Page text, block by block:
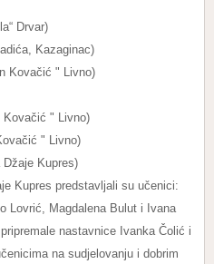
Drvar)
Kazaginac)
Kovačić " Livno)
Kovačić " Livno)
" Livno)
Kupres)
Kupres predstavljali su učenici:
Lovrić, Magdalena Bulut i Ivana
nastavnice Ivanka Čolić i
na sudjelovanju i dobrim